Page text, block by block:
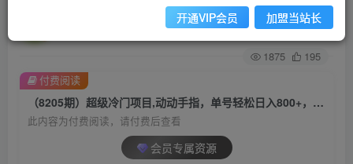
关注 私信
1875 195
（8205期）超级冷门项目,动动手指，单号轻松日入800+，小白也可轻松操作，保姆级教程
此内容为付费阅读，请付费后查看
会员专属资源
付费阅读
开通VIP会员 加盟当站长